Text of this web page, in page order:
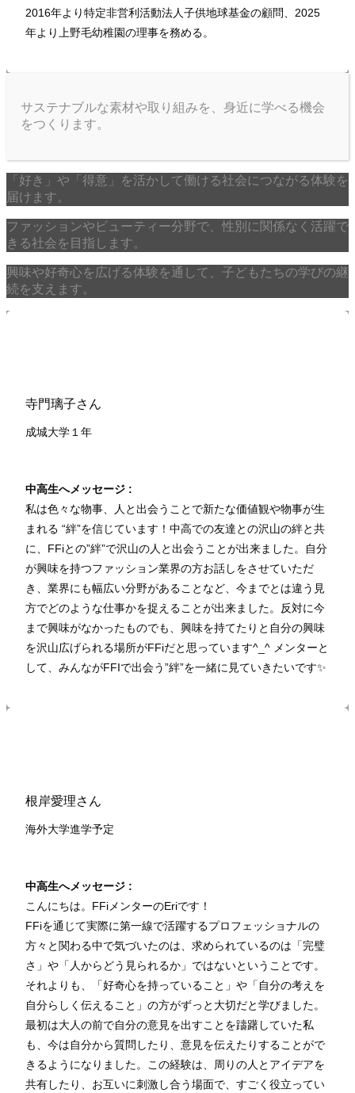
2016年より特定非営利活動法人子供地球基金の顧問、2025
年より上野毛幼稚園の理事を務める。
サステナブルな素材や取り組みを、身近に学べる機会
をつくります。
「好き」や「得意」を活かして働ける社会につながる体験を
届けます。
ファッションやビューティー分野で、性別に関係なく活躍で
きる社会を目指します。
興味や好奇心を広げる体験を通して、子どもたちの学びの継
続を支えます。
寺門璃子さん
成城大学１ 年
中高生へメッセージ :
私は色々な物事、人と出会うことで新たな価値観や物事が生
まれる “絆”を信じています！中高での友達との沢山の絆と共
に、FFiとの”絆”で沢山の人と出会うことが出来ました。自分
が興味を持つファッション業界の方お話しをさせていただ
き、業界にも幅広い分野があることなど、今までとは違う見
方でどのような仕事かを捉えることが出来ました。反対に今
まで興味がなかったものでも、興味を持てたりと自分の興味
を沢山広げられる場所がFFiだと思っています^_^ メンターと
して、みんながFFIで出会う”絆”を一緒に見ていきたいです✨
根岸愛理さん
海外大学進学予定
中高生へメッセージ :
こんにちは。FFiメンターのEriです！
FFiを通じて実際に第一線で活躍するプロフェッショナルの
方々と関わる中で気づいたのは、求められているのは「完璧
さ」や「人からどう見られるか」ではないということです。
それよりも、「好奇心を持っていること」や「自分の考えを
自分らしく伝えること」の方がずっと大切だと学びました。
最初は大人の前で自分の意見を出すことを躊躇していた私
も、今は自分から質問したり、意見を伝えたりすることがで
きるようになりました。この経験は、周りの人とアイデアを
共有したり、お互いに刺激し合う場面で、すごく役立ってい